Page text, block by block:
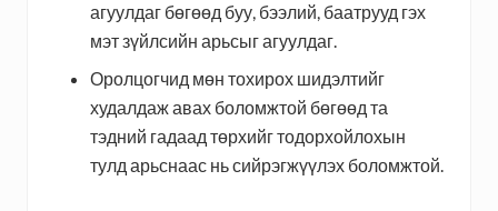
агуулдаг бөгөөд буу, бээлий, баатрууд гэх
мэт зүйлсийн арьсыг агуулдаг.
Оролцогчид мөн тохирох шидэлтийг
худалдаж авах боломжтой бөгөөд та
тэдний гадаад төрхийг тодорхойлохын
тулд арьснаас нь сийрэгжүүлэх боломжтой.